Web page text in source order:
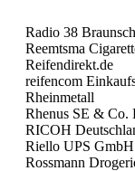
Radio 38
Reemtsma
Reifendirekt.de
reifencom
Rheinmetall
Rhenus SE & Co.
RICOH
Riello UPS GmbH
Rossmann